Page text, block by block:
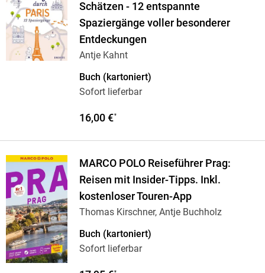
Schätzen - 12 entspannte
Spaziergänge voller besonderer
Entdeckungen
Antje Kahnt
Buch (kartoniert)
Sofort lieferbar
16,00 €*
MARCO POLO Reiseführer Prag:
Reisen mit Insider-Tipps. Inkl.
kostenloser Touren-App
Thomas Kirschner, Antje Buchholz
Buch (kartoniert)
Sofort lieferbar